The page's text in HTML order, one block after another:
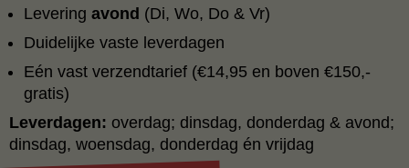
Levering avond (Di, Wo, Do & Vr)
Duidelijke vaste leverdagen
Eén vast verzendtarief (€14,95 en boven €150,-
gratis)
Leverdagen: overdag; dinsdag, donderdag & avond;
dinsdag, woensdag, donderdag én vrijdag